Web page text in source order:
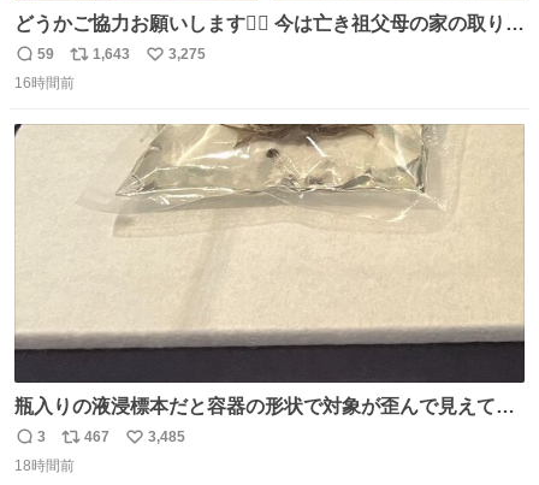
どうかご協力お願いします🙇‍♂️ 今は亡き祖父母の家の取り壊
しが決まり、どうしても処分して欲しくない食器棚と机の
引き取り手を探しております この2つは私の祖母が当初一
さで亡くなりましたが、この家具達をとても大切にしてお
りました 続く↓
返
信
59
リ
ポ
1,643
い
数
3,275
16時間前
瓶入りの液浸標本だと容器の形状で対象が歪んで見えてし
まうことから、なるべく歪みがない状態で観察しやすいよ
うにこのような形で保存していると前に科博の先生から教
返
信
3
リ
ポ
467
い
3,485
18時間前